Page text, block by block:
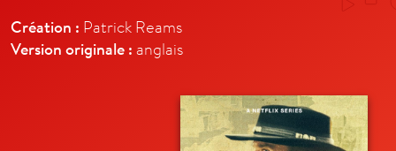
Création : Patrick Reams
Version originale : anglais